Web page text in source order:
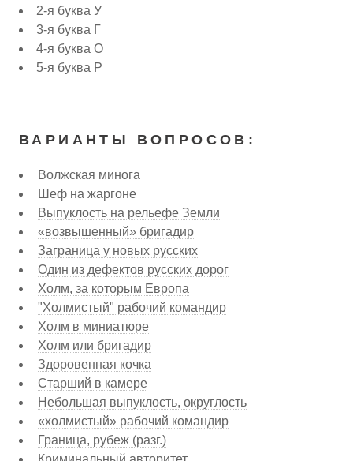
2-я буква У
3-я буква Г
4-я буква О
5-я буква Р
ВАРИАНТЫ ВОПРОСОВ:
Волжская минога
Шеф на жаргоне
Выпуклость на рельефе Земли
«возвышенный» бригадир
Заграница у новых русских
Один из дефектов русских дорог
Холм, за которым Европа
"Холмистый" рабочий командир
Холм в миниатюре
Холм или бригадир
Здоровенная кочка
Старший в камере
Небольшая выпуклость, округлость
«холмистый» рабочий командир
Граница, рубеж (разг.)